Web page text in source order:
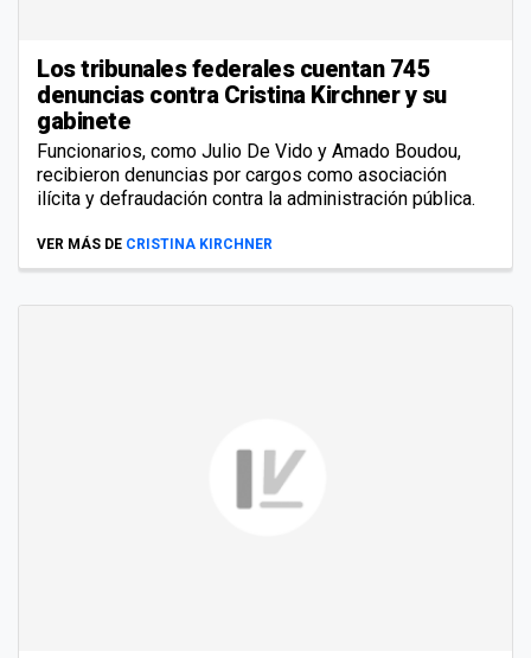
Los tribunales federales cuentan 745
denuncias contra Cristina Kirchner y su
gabinete
Funcionarios, como Julio De Vido y Amado Boudou,
recibieron denuncias por cargos como asociación
ilícita y defraudación contra la administración pública.
VER MÁS DE CRISTINA KIRCHNER